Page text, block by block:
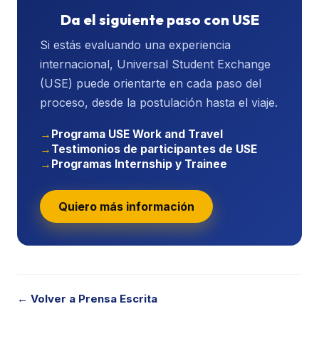
Da el siguiente paso con USE
Si estás evaluando una experiencia
internacional, Universal Student Exchange
(USE) puede orientarte en cada paso del
proceso, desde la postulación hasta el viaje.
Programa USE Work and Travel
Testimonios de participantes de USE
Programas Internship y Trainee
Quiero más información
← Volver a Prensa Escrita